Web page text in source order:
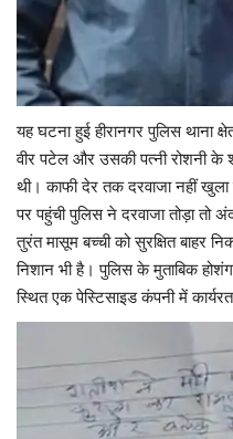
यह घटना हुई हीरानगर पुलिस थाना
वीर पटेल और उसकी पत्नी रोशनी के
थी। काफी देर तक दरवाजा नहीं खुला
पर पहुंची पुलिस ने दरवाजा तोड़ा तो
तुरंत मासूम बच्ची को सुरक्षित बाहर
निशान भी है। पुलिस के मुताबिक
स्थित एक पेस्टिसाइड कंपनी में